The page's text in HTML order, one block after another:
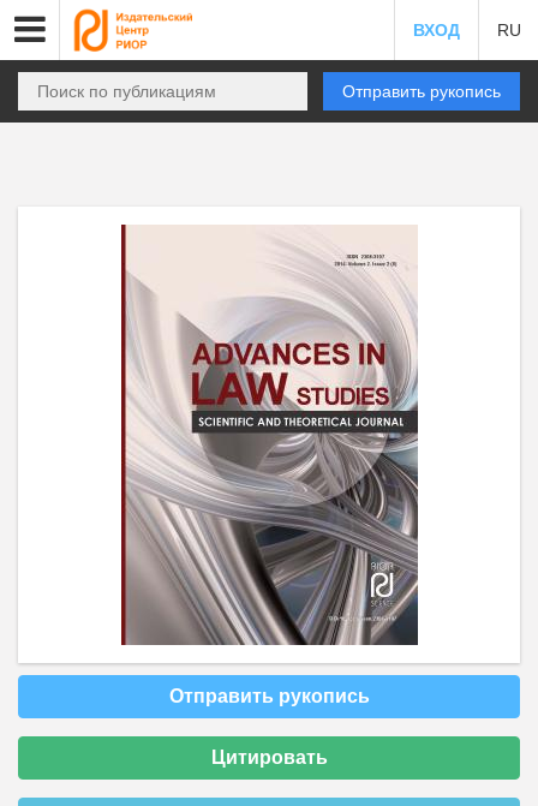
ВХОД RU
Отправить рукопись
Отправить рукопись
Цитировать